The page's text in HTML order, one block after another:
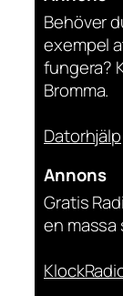
Behöver
exempel
fungera?
Bromma.
Datorhjälp
Annons
Gratis
en massa